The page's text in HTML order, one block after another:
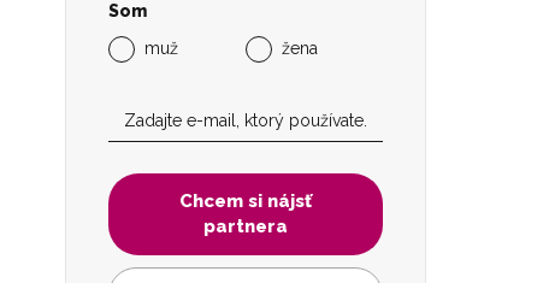
Som
muž
žena
Chcem si nájsť
partnera